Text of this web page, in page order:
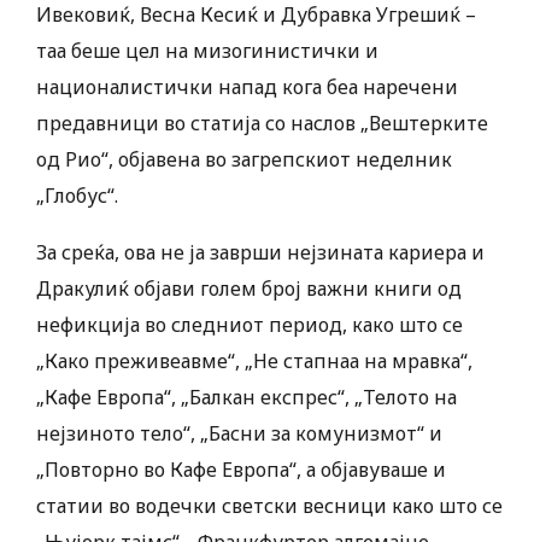
Ивековиќ, Весна Кесиќ и Дубравка Угрешиќ –
таа беше цел на мизогинистички и
националистички напад кога беа наречени
предавници во статија со наслов „Вештерките
од Рио“, објавена во загрепскиот неделник
„Глобус“.
За среќа, ова не ја заврши нејзината кариера и
Дракулиќ објави голем број важни книги од
нефикција во следниот период, како што се
„Како преживеавме“, „Не стапнаа на мравка“,
„Кафе Европа“, „Балкан експрес“, „Телото на
нејзиното тело“, „Басни за комунизмот“ и
„Повторно во Кафе Европа“, а објавуваше и
статии во водечки светски весници како што се